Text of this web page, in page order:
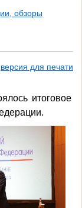
обзоры
версия для печати
итоговое